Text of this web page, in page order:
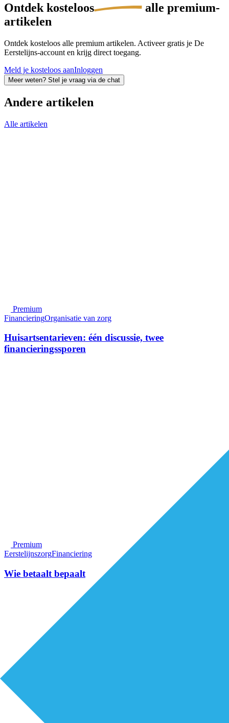
Ontdek kosteloos
alle premium-
artikelen
Ontdek kosteloos alle premium artikelen. Activeer gratis je De
Eerstelijns-account en krijg direct toegang.
Meld je kosteloos aanInloggen
Meer weten? Stel je vraag via de chat
Andere artikelen
Alle artikelen
Premium
FinancieringOrganisatie van zorg
Huisartsentarieven: één discussie, twee
financieringssporen
Premium
EerstelijnszorgFinanciering
Wie betaalt bepaalt